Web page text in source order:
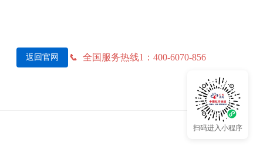
扫码进入小程序
返回官网 全国服务热线1：400-6070-856